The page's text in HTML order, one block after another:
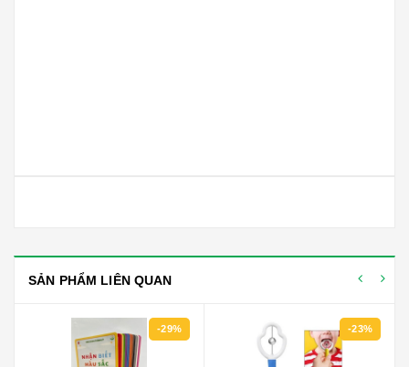
SẢN PHẨM LIÊN QUAN
-29% -23%